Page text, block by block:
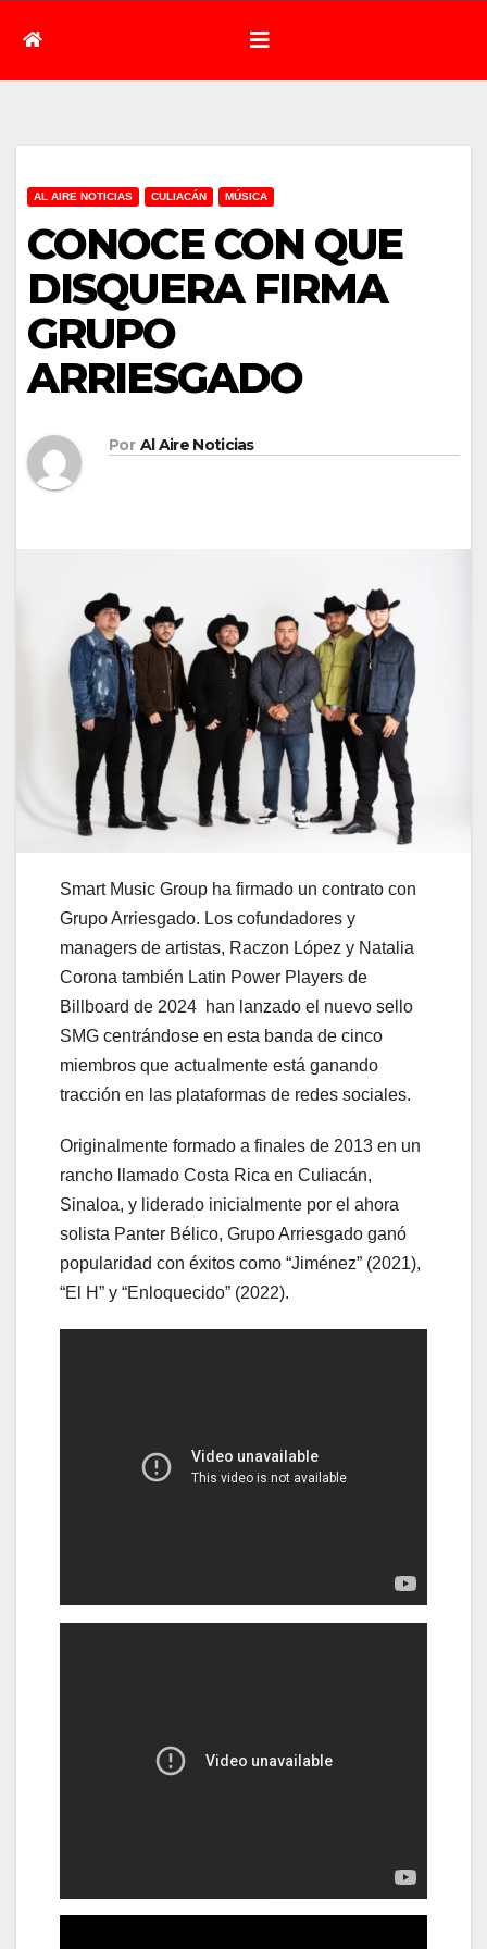
AL AIRE NOTICIAS CULIACÁN MÚSICA
CONOCE CON QUE
DISQUERA FIRMA
GRUPO
ARRIESGADO
Por Al Aire Noticias
Smart Music Group ha firmado un contrato con
Grupo Arriesgado. Los cofundadores y
managers de artistas, Raczon López y Natalia
Corona también Latin Power Players de
Billboard de 2024 han lanzado el nuevo sello
SMG centrándose en esta banda de cinco
miembros que actualmente está ganando
tracción en las plataformas de redes sociales.
Originalmente formado a finales de 2013 en un
rancho llamado Costa Rica en Culiacán,
Sinaloa, y liderado inicialmente por el ahora
solista Panter Bélico, Grupo Arriesgado ganó
popularidad con éxitos como “Jiménez” (2021),
“El H” y “Enloquecido” (2022).